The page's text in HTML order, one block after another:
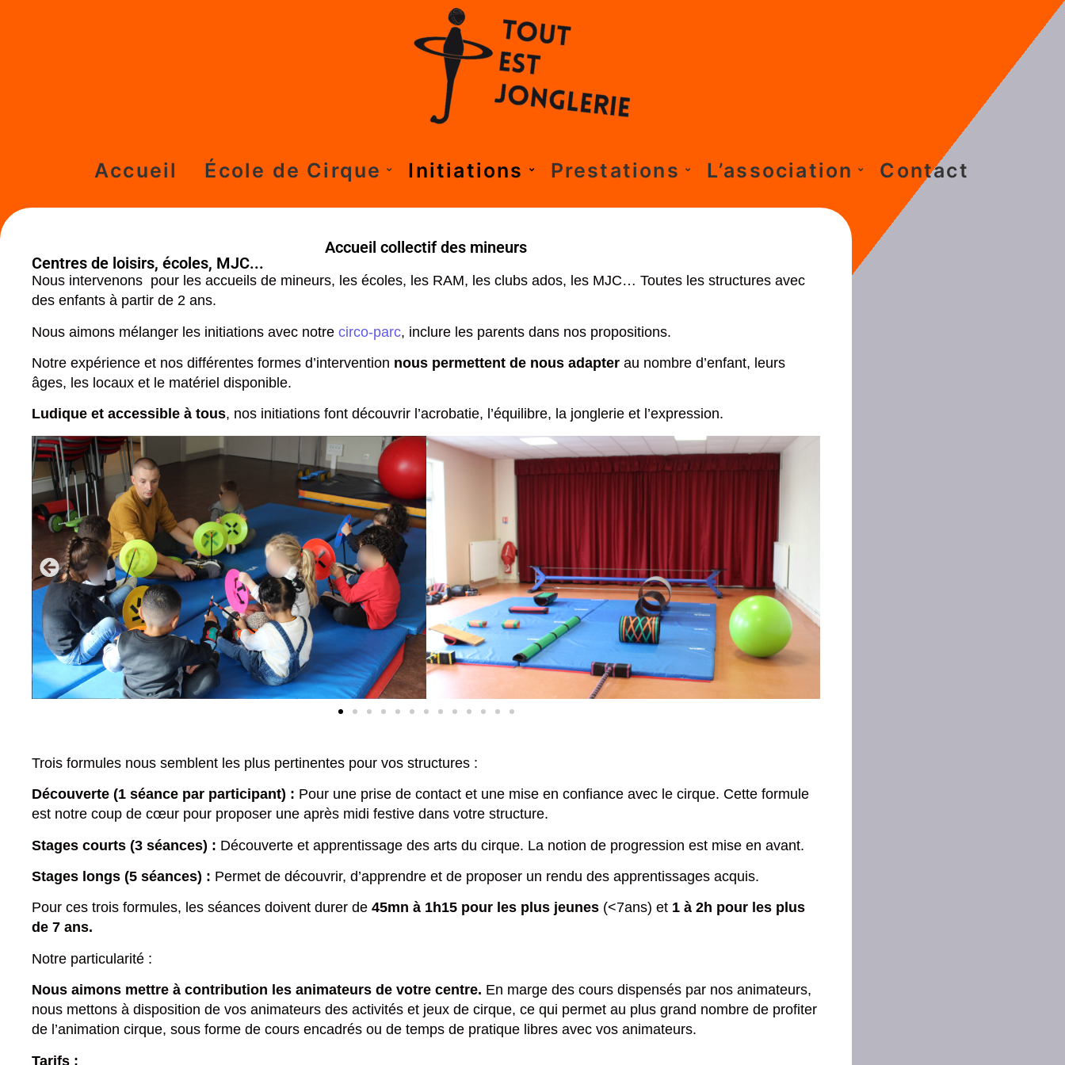
Accueil École de Cirque Initiations Prestations L’association Contact
Accueil collectif des mineurs
Centres de loisirs, écoles, MJC...
Nous intervenons pour les accueils de mineurs, les écoles, les RAM, les clubs ados, les MJC… Toutes les structures avec
des enfants à partir de 2 ans.
Nous aimons mélanger les initiations avec notrecirco-parc, inclure les parents dans nos propositions.
Notre expérience et nos différentes formes d’intervention nous permettent de nous adapter au nombre d’enfant, leurs
âges, les locaux et le matériel disponible.
Ludique et accessible à tous, nos initiations font découvrir l’acrobatie, l’équilibre, la jonglerie et l’expression.
Trois formules nous semblent les plus pertinentes pour vos structures :
Découverte (1 séance par participant) : Pour une prise de contact et une mise en confiance avec le cirque. Cette formule
est notre coup de cœur pour proposer une après midi festive dans votre structure.
Stages courts (3 séances) : Découverte et apprentissage des arts du cirque. La notion de progression est mise en avant.
Stages longs (5 séances) : Permet de découvrir, d’apprendre et de proposer un rendu des apprentissages acquis.
Pour ces trois formules, les séances doivent durer de45mn à 1h15 pour les plus jeunes (<7ans) et 1 à 2h pour les plus
de 7 ans.
Notre particularité :
Nous aimons mettre à contribution les animateurs de votre centre. En marge des cours dispensés par nos animateurs,
nous mettons à disposition de vos animateurs des activités et jeux de cirque, ce qui permet au plus grand nombre de profiter
de l’animation cirque, sous forme de cours encadrés ou de temps de pratique libres avec vos animateurs.
Tarifs :